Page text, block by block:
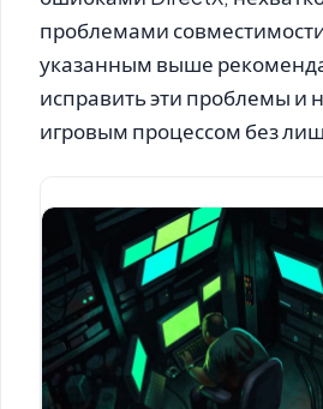
проблемами
указанным выше
исправить эти проблемы и
игровым процессом без